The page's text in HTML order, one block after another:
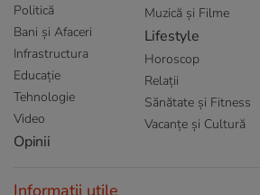
Politică
Bani și Afaceri
Infrastructura
Educație
Tehnologie
Video
Opinii
Muzică și Filme
Lifestyle
Horoscop
Relații
Sănătate și Fitness
Vacanțe și Cultură
Informații utile